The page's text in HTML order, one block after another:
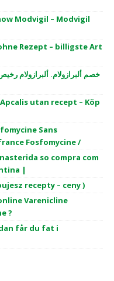
Modvigil – Modvigil
Rezept – billigste Art
خصم ألبرازولام. ألبرازولام
utan recept – Köp
Sans
Fosfomycine /
so compra com
|
recepty – ceny )
Varenicline
?
får du fat i